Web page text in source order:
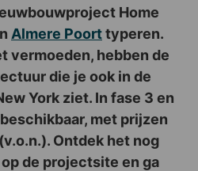
Home
Almere Poorttyperen.
vermoeden, hebben de
die je ook in de
York ziet. In fase 3 en
met prijzen
Ontdek het nog
op de projectsite en ga